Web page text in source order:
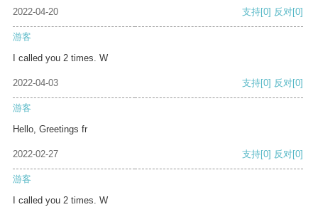
2022-04-20 支持[0] 反对[0]
游客
I called you 2 times. W
2022-04-03 支持[0] 反对[0]
游客
Hello, Greetings fr
2022-02-27 支持[0] 反对[0]
游客
I called you 2 times. W